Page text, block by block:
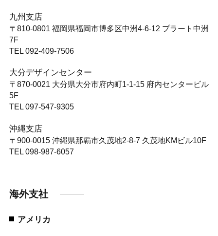
九州支店
〒810-0801 福岡県福岡市博多区中洲4-6-12 プラート中洲
7F
TEL 092-409-7506
大分デザインセンター
〒870-0021 大分県大分市府内町1-1-15 府内センタービル
5F
TEL 097-547-9305
沖縄支店
〒900-0015沖縄県那覇市久茂地2-8-7 久茂地KMビル10F
TEL 098-987-6057
海外支社
アメリカ